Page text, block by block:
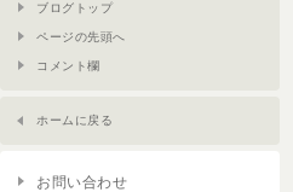
ブログトップ
ページの先頭へ
コメント欄
ホームに戻る
お問い合わせ